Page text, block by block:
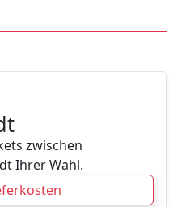
zwischen
Ihrer Wahl.